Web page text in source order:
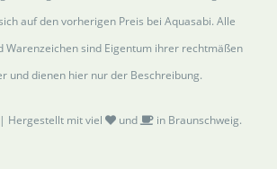
auf den vorherigen Preis bei Aquasabi. Alle
Warenzeichen sind Eigentum ihrer rechtmäßen
und dienen hier nur der Beschreibung.
Hergestellt mit viel und in Braunschweig.